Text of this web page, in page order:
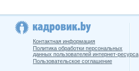
Контактная информация
Политика обработки персональных
данных пользователей интернет-ресурса
Пользовательское соглашение